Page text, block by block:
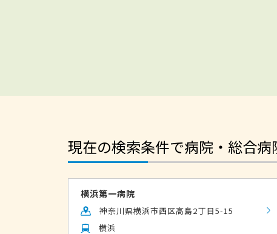
現在の検索条件で病院・総合
横浜第一病院
神奈川県横浜市西区高島2丁目5-15
横浜